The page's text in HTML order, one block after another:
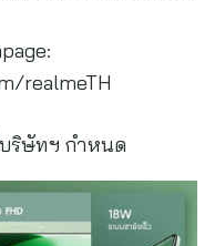
realmeTH
ริษัทฯ กำหนด